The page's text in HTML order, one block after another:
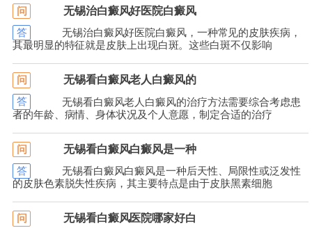
问 无锡治白癜风好医院白癜风
答
无锡治白癜风好医院白癜风，一种常见的皮肤疾病，
其最明显的特征就是皮肤上出现白斑。这些白斑不仅影响
问 无锡看白癜风老人白癜风的
答
无锡看白癜风老人白癜风的治疗方法需要综合考虑患
者的年龄、病情、身体状况及个人意愿，制定合适的治疗
问 无锡看白癜风白癜风是一种
答
无锡看白癜风白癜风是一种后天性、局限性或泛发性
的皮肤色素脱失性疾病，其主要特点是由于皮肤黑素细胞
问 无锡看白癜风医院哪家好白